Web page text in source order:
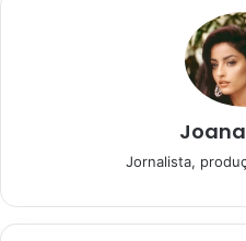
Resultado
aposta de
milhões
próxima terça-feira, dia 10,
Jornalista,